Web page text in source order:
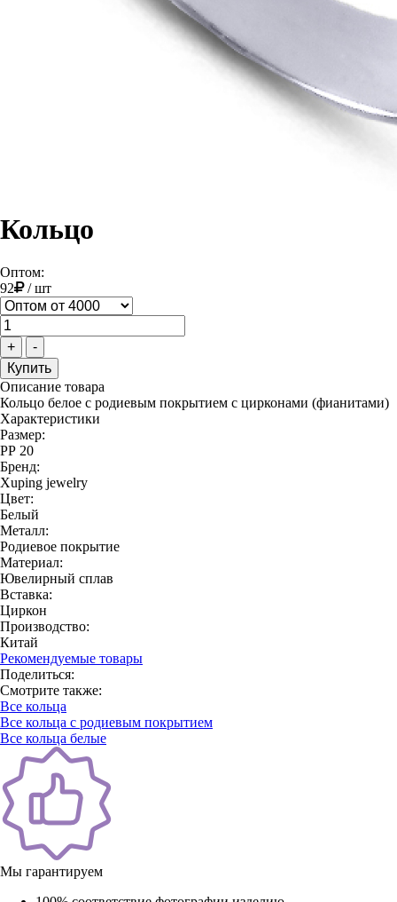
Кольцо
Оптом:
92
/шт
+ -
Описание товара
Кольцо белое с родиевым покрытием с цирконами (фианитами)
Характеристики
Размер:
РР 20
Бренд:
Xuping jewelry
Цвет:
Белый
Металл:
Родиевое покрытие
Материал:
Ювелирный сплав
Вставка:
Циркон
Производство:
Китай
Рекомендуемые товары
Поделиться:
Смотрите также:
Все кольца
Все кольца с родиевым покрытием
Все кольца белые
Мы гарантируем